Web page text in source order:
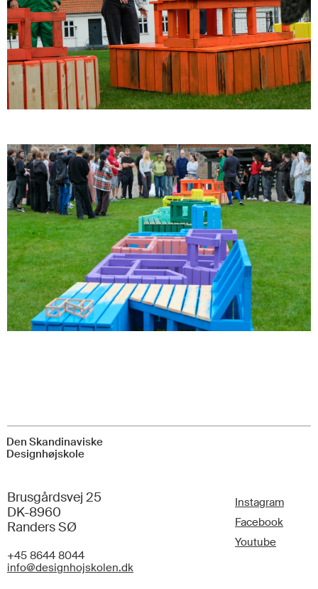
Den Skandinaviske
Designhøjskole
Brusgårdsvej 25
DK-8960
Randers SØ
+45 8644 8044
info@designhojskolen.dk
Instagram
Facebook
Youtube